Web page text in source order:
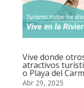
Vive donde
atractivos
o Playa del
Abr 29, 2025